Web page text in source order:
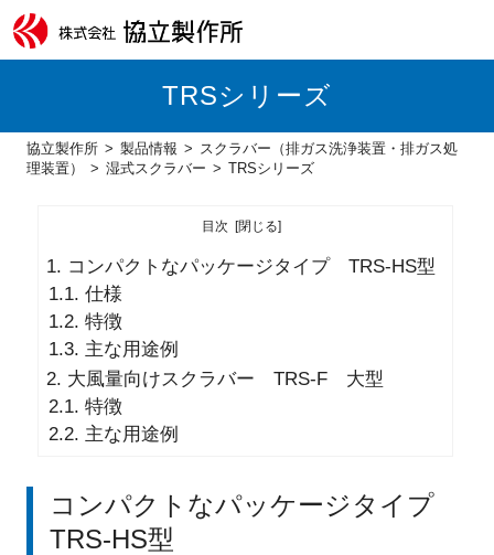
TRSシリーズ
協立製作所 製品情報
スクラバー（排ガス洗浄装置・排ガス処
理装置）
湿式スクラバー TRSシリーズ
目次
1. コンパクトなパッケージタイプ TRS-HS型
1.1. 仕様
1.2. 特徴
1.3. 主な用途例
2. 大風量向け スクラバー TRS-F 大型
2.1. 特徴
2.2. 主な用途例
コンパクトなパッケージタイプ
TRS-HS型